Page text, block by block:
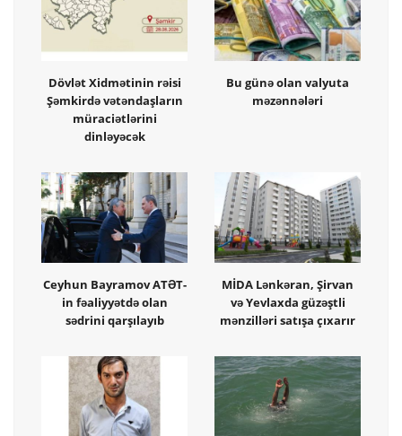
Dövlət Xidmətinin rəisi
Şəmkirdə vətəndaşların
müraciətlərini
dinləyəcək
Bu günə olan valyuta
məzənnələri
Ceyhun Bayramov ATƏT-
in fəaliyyətdə olan
sədrini qarşılayıb
MİDA Lənkəran, Şirvan
və Yevlaxda güzəştli
mənzilləri satışa çıxarır